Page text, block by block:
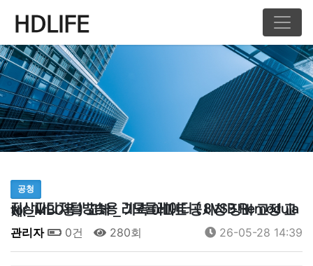
공청
지상파디지털방송용 리모듈레이터 ( 8VSB Remodulator_MBC용 ) 교체 _ 기축 아파트 공시청 장비 고장 교체. …
관리자 0건 280회 26-05-28 14:39